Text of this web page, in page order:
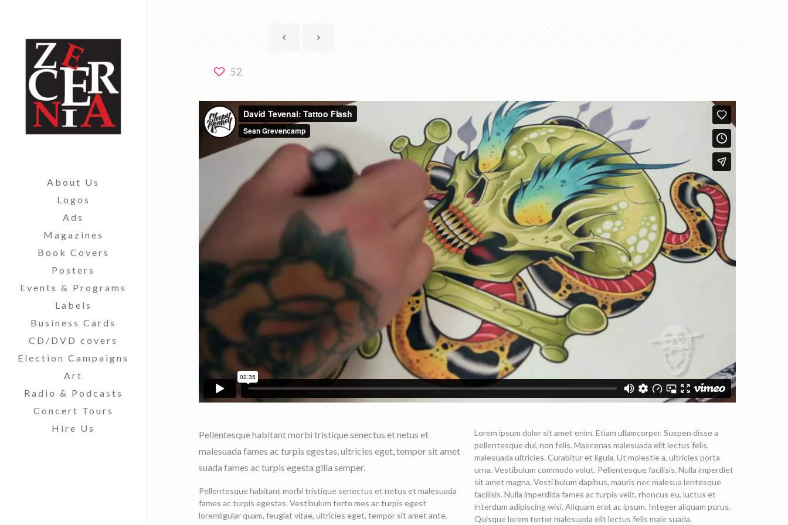
About Us
Logos
Ads
Magazines
Book Covers
Posters
Events & Programs
Labels
Business Cards
CD/DVD covers
Election Campaigns
Art
Radio & Podcasts
Concert Tours
Hire Us
52
Pellentesque habitant morbi tristique senectus et netus et
malesuada fames ac turpis egestas, ultricies eget, tempor sit amet
suada fames ac turpis egesta gilla semper.
Pellentesque habitant morbi tristique senectus et netus et malesuada
fames ac turpis egestas. Vestibulum torto mes ac turpis egest
loremligular quam, feugiat vitae, ultricies eget, tempor sit amet ante.
Lorem ipsum dolor sit amet enim. Etiam ullamcorper. Suspen disse a
pellentesque dui, non felis. Maecenas malesuada elit lectus felis,
malesuada ultricies. Curabitur et ligula. Ut molestie a, ultricies porta
urna. Vestibulum commodo volut. Pellentesque facilisis. Nulla imperdiet
sit amet magna. Vesti bulum dapibus, mauris nec malesua lentesque
facilisis. Nulla imperdida fames ac turpis velit, rhoncus eu, luctus et
interdum adipiscing wisi. Aliquam erat ac ipsum. Integer aliquam purus.
Quisque lorem tortor malesuada elit lectus felis male suada.